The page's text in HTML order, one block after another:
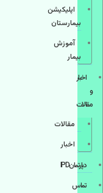
اپليكيشن
بيمارستان
آموزش
بیمار
اخبار
و
مقالات
مقالات
اخبار
دپارتمانIPD
تماس